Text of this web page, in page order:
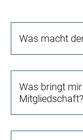
Was macht
Was bringt mir
Mitgliedschaft?